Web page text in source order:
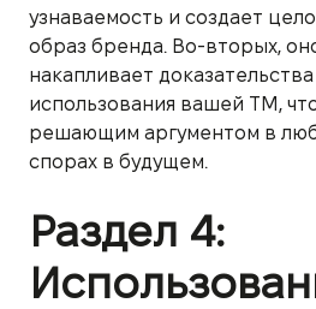
узнаваемость и создает
образ бренда. Во-вторых,
накапливает
использования вашей ТМ,
решающим аргументом в
спорах в будущем.
Раздел 4: